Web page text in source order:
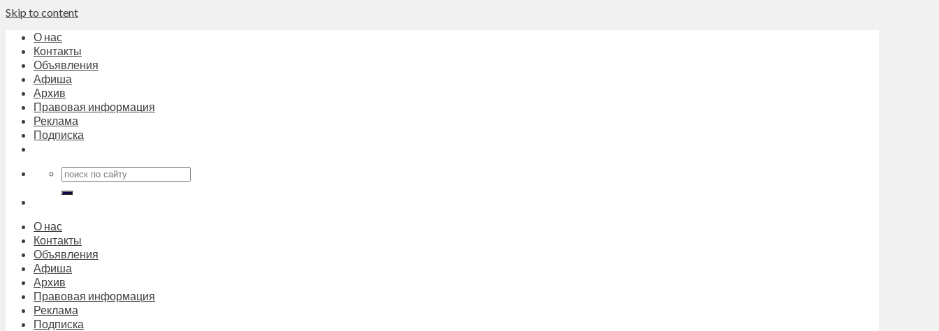
Skip to content
О нас
Контакты
Объявления
Афиша
Архив
Правовая информация
Реклама
Подписка
О нас
Контакты
Объявления
Афиша
Архив
Правовая информация
Реклама
Подписка